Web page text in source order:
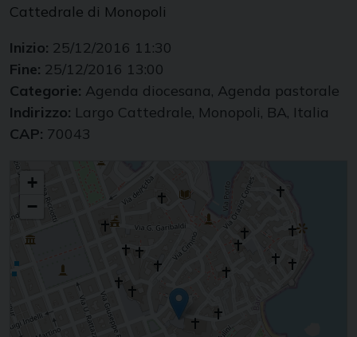
Cattedrale di Monopoli
Inizio: 25/12/2016 11:30
Fine: 25/12/2016 13:00
Categorie: Agenda diocesana, Agenda pastorale
Indirizzo: Largo Cattedrale, Monopoli, BA, Italia
CAP: 70043
Pontificale del Vescovo
+
−